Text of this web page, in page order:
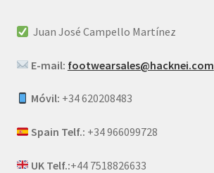
Juan José Campello Martínez
E-mail: footwearsales@hacknei.com
Móvil: +34 620208483
Spain Telf.: +34 966099728
UK Telf.:+44 7518826633